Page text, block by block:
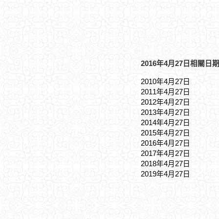
2016年4月27日相關日
2010年4月27日
2011年4月27日
2012年4月27日
2013年4月27日
2014年4月27日
2015年4月27日
2016年4月27日
2017年4月27日
2018年4月27日
2019年4月27日